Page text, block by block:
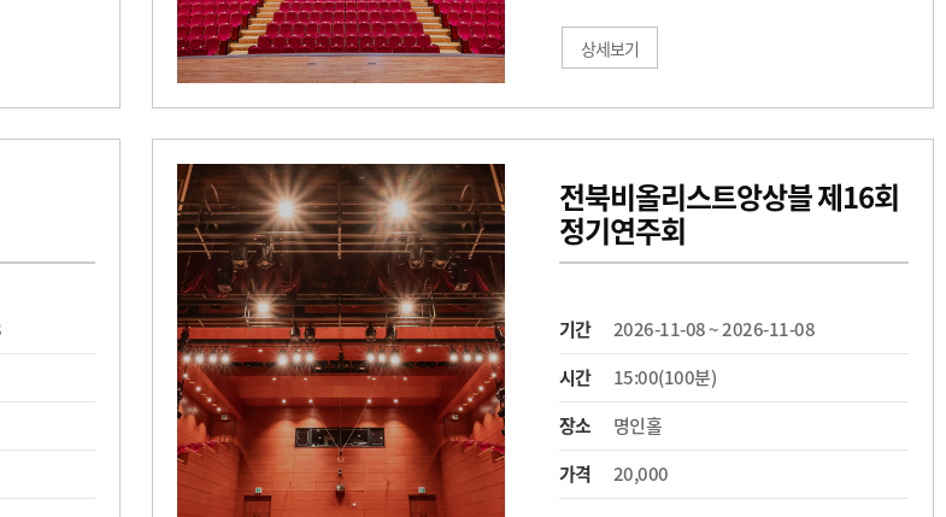
상세보기
전북비올리스트앙상블 제16회
정기연주회
기간
2026-11-08 ~ 2026-11-08
시간
15:00(100분)
장소
명인홀
가격
20,000